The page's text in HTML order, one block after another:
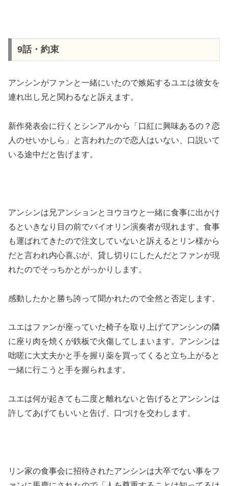
9話・約束
アンシンがファンと一緒にいたので嫉妬するユエは彼女を
連れ出し兄と関わるなと訴えます。
新作発表会に行くとシンアルから「口紅に興味あるの？恋
人のせいかしら」と言われたので恋人はいない、口説いて
いる途中だと告げます。
アンシンは兄アンションとヨウヨウと一緒に食事に出かけ
るといきなり目の前でバイオリン演奏者が現れます。食事
も運ばれてきたので注文していないと訴えるとリン様から
だと言われ内心喜ぶが、貸し切りにしたんだとファンが現
れたのでそっちかとがっかりします。
感動したかと勝ち誇って聞かれたので全然と否定します。
ユエはファンが座っていた椅子を取り上げてアンシンの隣
に座り肉を焼くが鉄板で火傷してしまいます。アンシンは
咄嗟に大丈夫かと手を握り薬を買ってくると立ち上がると
一緒に行こうと手を握られます。
ユエは何が起きても二度と離れないと告げるとアンシンは
許してあげてもいいと告げ、口づけを交わします。
リン家の食事会に招待されたアンシンは大卒でない事をフ